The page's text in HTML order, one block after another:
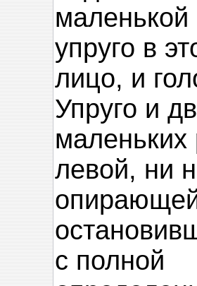
маленькой
упруго в
лицо, и
Упруго и
маленьких
левой, ни
с полной